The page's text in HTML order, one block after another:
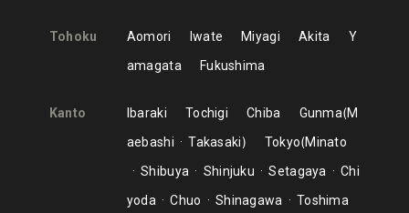
Tohoku Aomori Iwate Miyagi Akita
Y
amagata
Fukushima
Kanto Ibaraki Tochigi Chiba Gunma M
aebashi
Takasaki Tokyo Minato
Shibuya
Shinjuku Setagaya
Chi
yoda
Chuo Shinagawa
Toshima